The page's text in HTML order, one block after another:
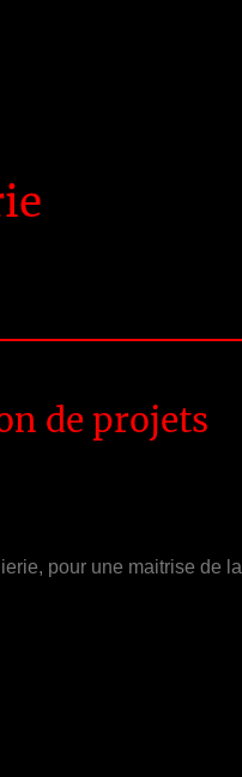
de projets
pour une maitrise de la